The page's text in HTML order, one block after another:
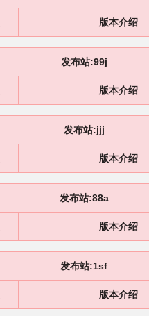
版本介绍
发布站:99j
版本介绍
发布站:jjj
版本介绍
发布站:88a
版本介绍
发布站:1sf
版本介绍